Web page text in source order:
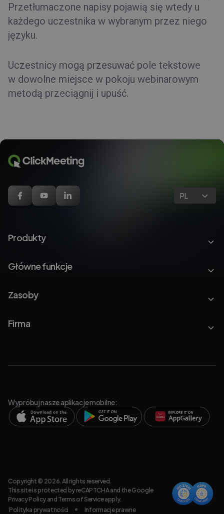
Przetłumaczone napisy pojawią się wtedy u
każdego uczestnika w wybranym przez niego
języku.
Uczestnicy mogą przesuwać pole tekstowe
w dowolne miejsce w pokoju webinarowym
metodą przeciągnij i upuść.
PL
Produkty
Główne funkcje
Zasoby
Firma
Wypróbuj nasze aplikacje mobilne:
Copyright © 2026. All rights reserved.
This site is protected by reCAPTCHA and the Google
Privacy Policyand Terms of Serviceapply.
Polityka prywatności
Informacje prawne